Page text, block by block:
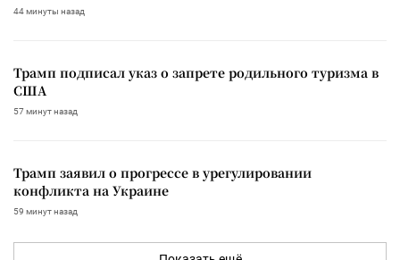
44 минуты назад
Трамп подписал указ о запрете родильного туризма в
США
57 минут назад
Трамп заявил о прогрессе в урегулировании
конфликта на Украине
59 минут назад